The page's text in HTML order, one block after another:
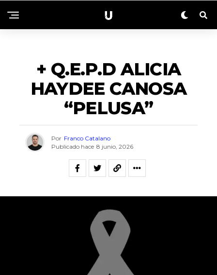
+ Q.E.P.D ALICIA
HAYDEE CANOSA
“PELUSA”
Por Franco Catalano
Publicado hace 8 junio, 2026